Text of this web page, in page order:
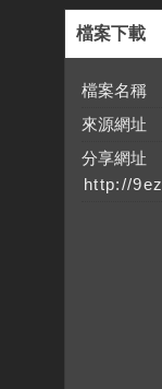
檔案下載
檔案名稱
來源網
分享網